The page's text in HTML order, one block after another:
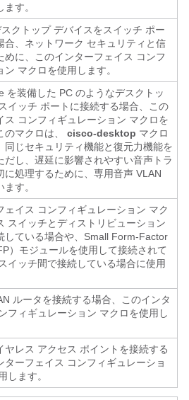
す。
クトップ デバイスをスイッチ ポー
合、ネットワーク セキュリティと信
めに、このインターフェイス コンフ
ン マクロを使用します。
を装備した PC のようなデスクトッ
イッチ ポートに接続する場合、この
ス コンフィギュレーション マクロを
マクロは、
cisco-desktop マクロ
同じセキュリティ機能と復元力機能を
だし、遅延に影響されやすい音声トラ
に処理するために、専用音声 VLAN
す。
ェイス コンフィギュレーション マク
スイッチとディストリビューション
している場合や、Small Form-Factor
）モジュールを使用して接続されて
イッチ間で接続している場合に使用
ルータを接続する場合、このインタ
フィギュレーション マクロを使用し
ヤレス アクセス ポイントを接続する
ターフェイス コンフィギュレーショ
します。